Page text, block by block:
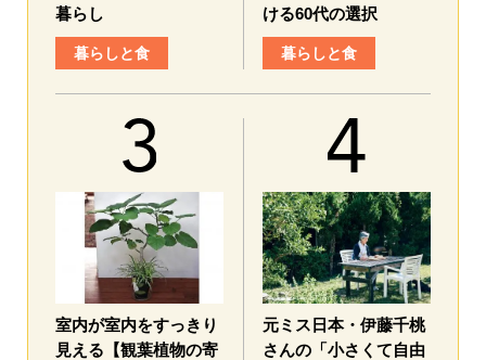
暮らし
暮らしと食
ける60代の選択
暮らしと食
室内が室内をすっきり
見える【観葉植物の寄
元ミス日本・伊藤千桃
さんの「小さくて自由